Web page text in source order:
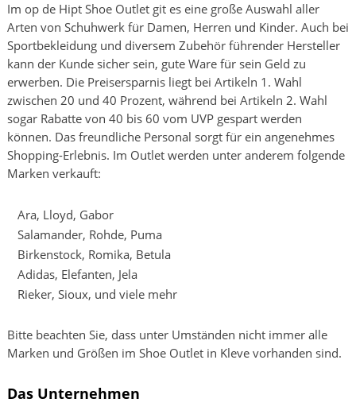
Im op de Hipt Shoe Outlet git es eine große Auswahl aller
Arten von Schuhwerk für Damen, Herren und Kinder. Auch bei
Sportbekleidung und diversem Zubehör führender Hersteller
kann der Kunde sicher sein, gute Ware für sein Geld zu
erwerben. Die Preisersparnis liegt bei Artikeln 1. Wahl
zwischen 20 und 40 Prozent, während bei Artikeln 2. Wahl
sogar Rabatte von 40 bis 60 vom UVP gespart werden
können. Das freundliche Personal sorgt für ein angenehmes
Shopping-Erlebnis. Im Outlet werden unter anderem folgende
Marken verkauft:
Ara, Lloyd, Gabor
Salamander, Rohde, Puma
Birkenstock, Romika, Betula
Adidas, Elefanten, Jela
Rieker, Sioux, und viele mehr
Bitte beachten Sie, dass unter Umständen nicht immer alle
Marken und Größen im Shoe Outlet in Kleve vorhanden sind.
Das Unternehmen